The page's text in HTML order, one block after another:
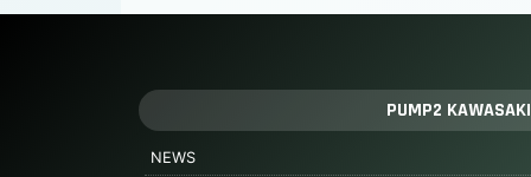
PUMP2 KAWASAKI
NEWS